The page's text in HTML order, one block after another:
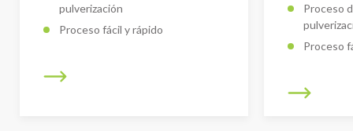
pulverización
Proceso fácil y rápido
Proceso
Proceso